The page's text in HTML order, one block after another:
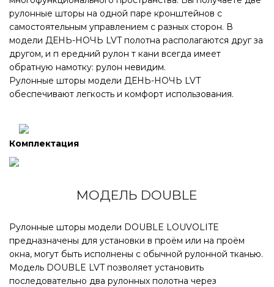
рулонные шторы на одной паре кронштейнов с
самостоятельным управлением с разных сторон. В
модели ДЕНЬ-НОЧЬ LVT полотна располагаются друг за
другом, и п ередний рулон т кани всегда имеет
обратную намотку: рулон невидим.
Рулонные шторы модели ДЕНЬ-НОЧЬ LVT
обеспечивают легкость и комфорт использования.
Комплектация
МОДЕЛЬ DOUBLE
Рулонные шторы модели DOUBLE LOUVOLITE
предназначены для установки в проём или на проём
окна, могут быть исполнены с обычной рулонной тканью.
Модель DOUBLE LVT позволяет установить
последовательно два рулонных полотна через
Зазор между полотнами штор составляет около 1,5 см.
КЛАССИКА MONO LVT ЗЕБРА 2 И 3
ИЗДЕЛИЯ 45ММ
Объединение 2-х изделий штор с единым управлением
с помощью соединительного кронштейна позволяет
изделия поднимаются и опускаются синхронно.
Управление (цепь) располагается с внешней стороны
Зазор между полотнами штор составляет около 1,5 см.
1 – изделие, рядом с которым расположено
управление;
2 – изделие без управления.
Дополнительная опция: MONO + DOUBLE